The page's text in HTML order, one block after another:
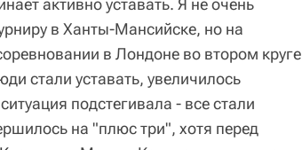
активно уставать. Я не очень
в Ханты-Мансийске, но на
в Лондоне во втором круге
стали уставать, увеличилось
подстегивала - все стали
на "плюс три", хотя перед